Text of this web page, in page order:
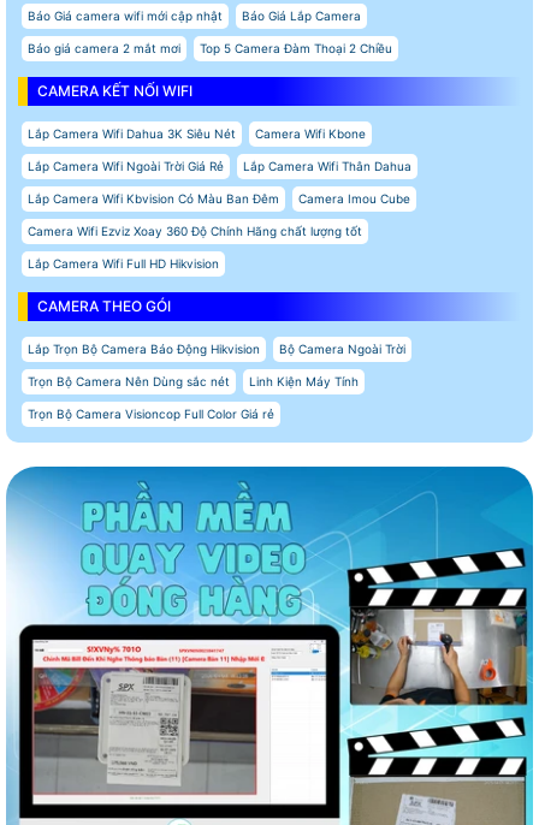
Báo Giá camera wifi mới cập nhật Báo Giá Lắp Camera
Báo giá camera 2 mắt mơi Top 5 Camera Đàm Thoại 2 Chiều
CAMERA KẾT NỐI WIFI
Lắp Camera Wifi Dahua 3K Siêu Nét Camera Wifi Kbone
Lắp Camera Wifi Ngoài Trời Giá Rẻ Lắp Camera Wifi Thân Dahua
Lắp Camera Wifi Kbvision Có Màu Ban Đêm Camera Imou Cube
Camera Wifi Ezviz Xoay 360 Độ Chính Hãng chất lượng tốt
Lắp Camera Wifi Full HD Hikvision
CAMERA THEO GÓI
Lắp Trọn Bộ Camera Báo Động Hikvision Bộ Camera Ngoài Trời
Trọn Bộ Camera Nên Dùng sắc nét Linh Kiện Máy Tính
Trọn Bộ Camera Visioncop Full Color Giá rẻ